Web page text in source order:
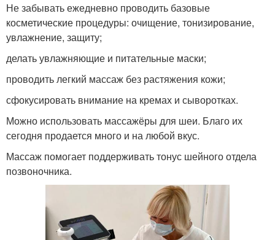
Не забывать ежедневно проводить базовые
косметические процедуры: очищение, тонизирование,
увлажнение, защиту;
делать увлажняющие и питательные маски;
проводить легкий массаж без растяжения кожи;
сфокусировать внимание на кремах и сыворотках.
Можно использовать массажёры для шеи. Благо их
сегодня продается много и на любой вкус.
Массаж помогает поддерживать тонус шейного отдела
позвоночника.